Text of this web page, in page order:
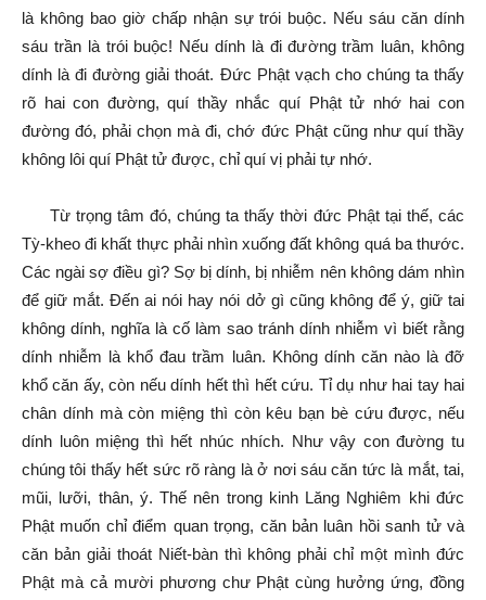
là không bao giờ chấp nhận sự trói buộc. Nếu sáu căn dính
sáu trần là trói buộc! Nếu dính là đi đường trầm luân, không
dính là đi đường giải thoát. Đức Phật vạch cho chúng ta thấy
rõ hai con đường, quí thầy nhắc quí Phật tử nhớ hai con
đường đó, phải chọn mà đi, chớ đức Phật cũng như quí thầy
không lôi quí Phật tử được, chỉ quí vị phải tự nhớ.
Từ trọng tâm đó, chúng ta thấy thời đức Phật tại thế, các
Tỳ-kheo đi khất thực phải nhìn xuống đất không quá ba thước.
Các ngài sợ điều gì? Sợ bị dính, bị nhiễm nên không dám nhìn
để giữ mắt. Đến ai nói hay nói dở gì cũng không để ý, giữ tai
không dính, nghĩa là cố làm sao tránh dính nhiễm vì biết rằng
dính nhiễm là khổ đau trầm luân. Không dính căn nào là đỡ
khổ căn ấy, còn nếu dính hết thì hết cứu. Tỉ dụ như hai tay hai
chân dính mà còn miệng thì còn kêu bạn bè cứu được, nếu
dính luôn miệng thì hết nhúc nhích. Như vậy con đường tu
chúng tôi thấy hết sức rõ ràng là ở nơi sáu căn tức là mắt, tai,
mũi, lưỡi, thân, ý. Thế nên trong kinh Lăng Nghiêm khi đức
Phật muốn chỉ điểm quan trọng, căn bản luân hồi sanh tử và
căn bản giải thoát Niết-bàn thì không phải chỉ một mình đức
Phật mà cả mười phương chư Phật cùng hưởng ứng, đồng